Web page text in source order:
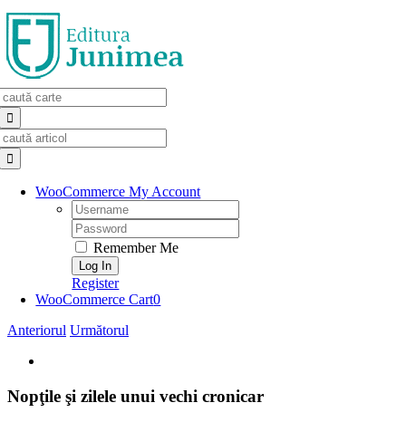
Skip
to
content
WooCommerce My Account
Username:
Password:
Remember Me
Register
WooCommerce Cart0
Anteriorul Următorul
Image
Nopţile şi zilele unui vechi cronicar